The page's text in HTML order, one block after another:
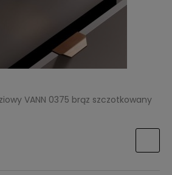
VANN 0375 brąz szczotkowany